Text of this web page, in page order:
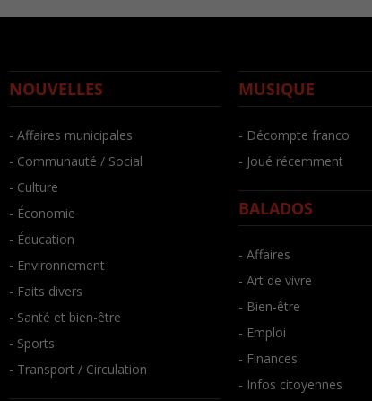
NOUVELLES
- Affaires municipales
- Communauté / Social
- Culture
- Économie
- Éducation
- Environnement
- Faits divers
- Santé et bien-être
- Sports
- Transport / Circulation
MUSIQUE
- Décompte franco
- Joué récemment
BALADOS
- Affaires
- Art de vivre
- Bien-être
- Emploi
- Finances
- Infos citoyennes